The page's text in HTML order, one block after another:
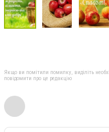
Якщо ви помітили помилку, виділіть
повідомити про це редакцію